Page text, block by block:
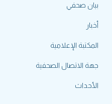
بيان صحفي
أخبار
المكتبة الإعلامية
جهة الاتصال الصحفية
الأحداث